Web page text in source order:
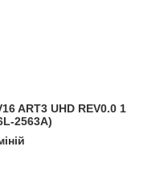
ART3 UHD REV0.0 1
2563A)